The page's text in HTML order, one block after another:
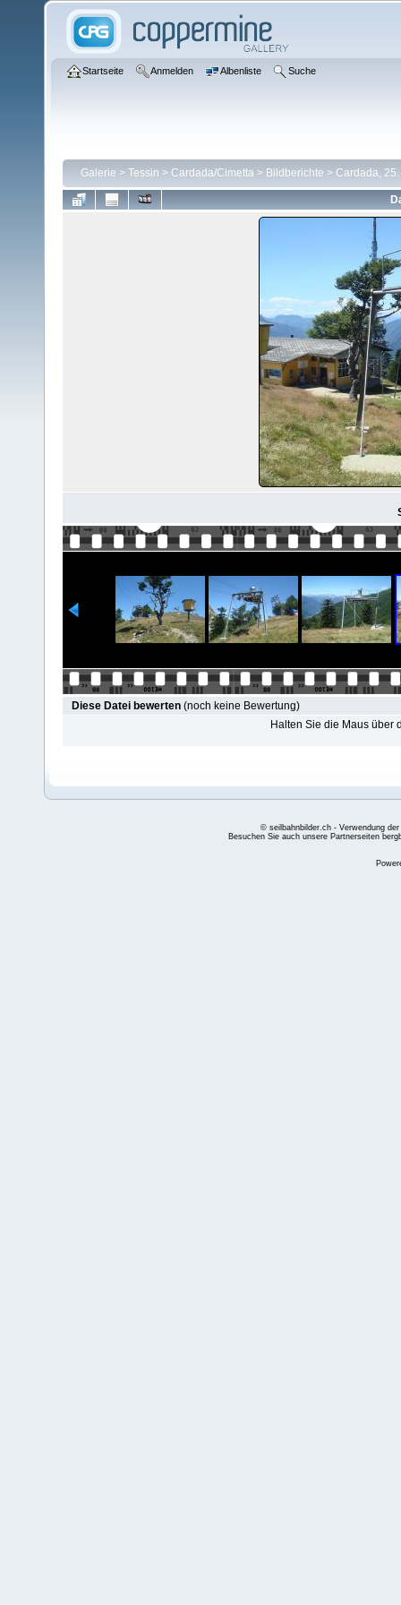
Startseite Anmelden Albenliste Suche
Galerie > Tessin > Cardada/Cimetta > Bildberichte > Cardada,
Diese Datei bewerten (noch keine Bewertung)
Halten Sie die Maus über
© seilbahnbilder.ch - Verwendung
Besuchen Sie auch unsere Partnerseiten